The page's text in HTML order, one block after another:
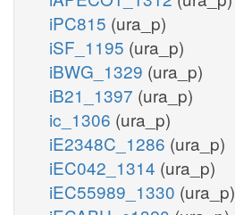
iPC815 (ura_p)
iSF_1195 (ura_p)
iBWG_1329 (ura_p)
iB21_1397 (ura_p)
ic_1306 (ura_p)
iE2348C_1286 (ura_p)
iEC042_1314 (ura_p)
iEC55989_1330 (ura_p)